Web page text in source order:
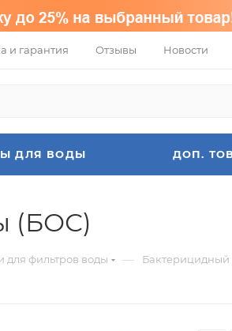
и гарантия Отзывы Новости
ДЛЯ ВОДЫ ДОП.
(БОС)
для фильтров воды — Бактерицидный